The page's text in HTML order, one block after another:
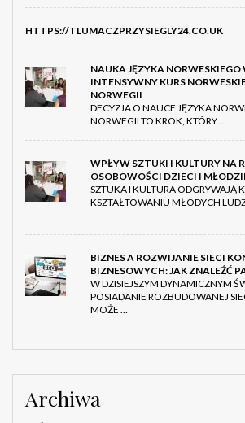
HTTPS://TLUMACZPRZYSIEGLY24.CO.UK
NAUKA JĘZYKA NORWESKIEGO
INTENSYWNY KURS
NORWEGII
DECYZJA O NAUCE JĘZYKA
NORWEGII TO KROK, KTÓRY …
WPŁYW SZTUKI I KULTURY NA
OSOBOWOŚCI DZIECI I
SZTUKA I KULTURA ODGRYWAJĄ
KSZTAŁTOWANIU MŁODYCH
BIZNES A ROZWIJANIE SIECI
BIZNESOWYCH: JAK ZNALEŹĆ
W DZISIEJSZYM DYNAMICZNYM
POSIADANIE ROZBUDOWANEJ
MOŻE …
Archiwa